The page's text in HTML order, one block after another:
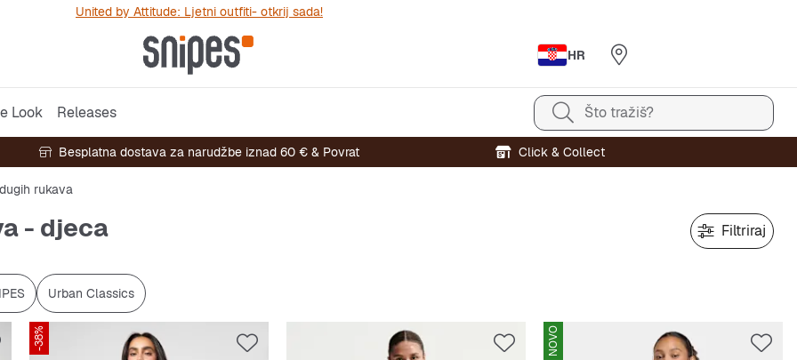
United by Attitude: Ljetni outfiti- otkrij sada!
HR
Look Releases Što tražiš?
Besplatna dostava za narudžbe iznad 60 € & Povrat Click & Collect
rukava
- djeca Filtriraj
Urban Classics
-38% NOVO